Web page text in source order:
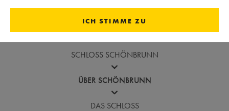
Rundgang
SIE
SCHLOSS SCHÖNBRUNN
ÜBER SCHÖNBRUNN
DAS SCHLOSS
ICH STIMME ZU